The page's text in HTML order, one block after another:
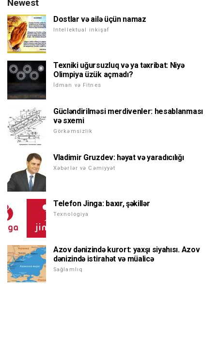
Newest
Dostlar və ailə üçün namaz
Intellektual inkişaf
Texniki uğursuzluq və ya təxribat: Niyə
Olimpiya üzük açmadı?
İdman və Fitnes
Gücləndirilməsi merdivenler: hesablanması
və sxemi
Görkəmsizlik
Vladimir Gruzdev: həyat və yaradıcılığı
Xəbərlər və Cəmiyyət
Telefon Jinga: baxır, şəkillər
Texnologiya
Azov dənizində kurort: yaxşı siyahısı. Azov
dənizində istirahət və müalicə
Sağlamlıq